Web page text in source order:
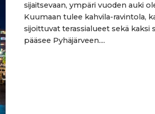
sijaitsevaan, ympäri vuoden auki
Kuumaan tulee kahvila-ravintola,
sijoittuvat terassialueet sekä kaksi
pääsee Pyhäjärveen....